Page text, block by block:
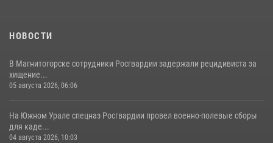
НОВОСТИ
В Магнитогорске сотрудники Росгвардии задержали рецидивиста за
хищение...
05 августа 2026, 06:06
На Южном Урале спецназ Росгвардии провел военно-полевые сборы
для каде...
04 августа 2026, 10:03